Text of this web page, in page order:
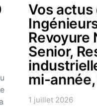
Vos actus
Revoyure
Senior,
mi-
1 juillet 2026